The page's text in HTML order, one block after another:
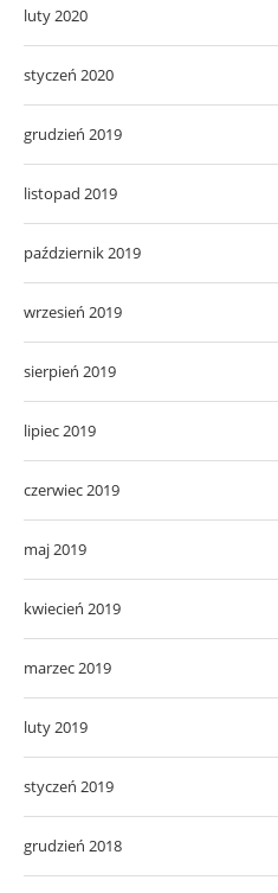
luty 2020
styczeń 2020
grudzień 2019
listopad 2019
październik 2019
wrzesień 2019
sierpień 2019
lipiec 2019
czerwiec 2019
maj 2019
kwiecień 2019
marzec 2019
luty 2019
styczeń 2019
grudzień 2018